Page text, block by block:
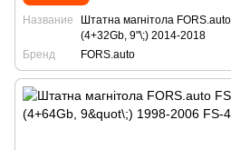
Название
Штатна магнітола
(4+32Gb, 9"\;) 2014-2018
Бренд
FORS.auto